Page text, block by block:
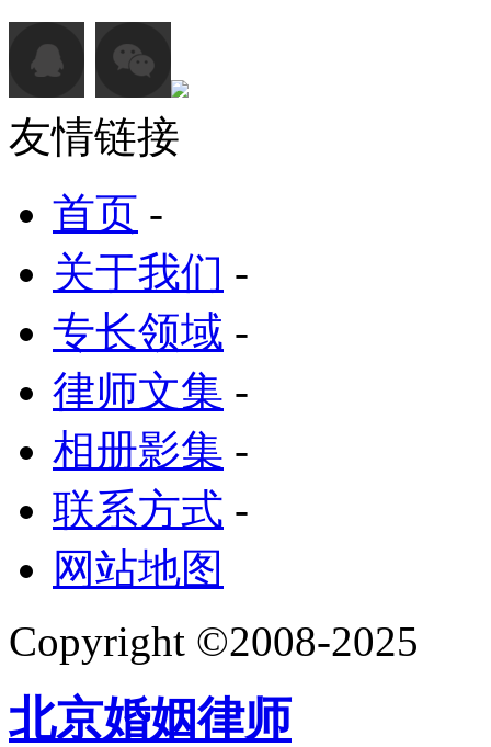
友情链接
首页 -
关于我们 -
专长领域 -
律师文集 -
相册影集 -
联系方式 -
网站地图
Copyright ©2008-2025
北京婚姻律师